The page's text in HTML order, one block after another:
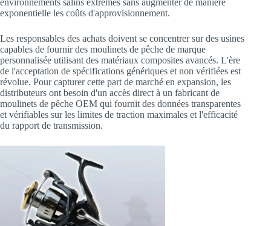
exponentielle les coûts d'approvisionnement.
Les responsables des achats doivent se concentrer sur des usines
capables de fournir des moulinets de pêche de marque
personnalisée utilisant des matériaux composites avancés. L'ère
de l'acceptation de spécifications génériques et non vérifiées est
révolue. Pour capturer cette part de marché en expansion, les
distributeurs ont besoin d'un accès direct à un fabricant de
moulinets de pêche OEM qui fournit des données transparentes
et vérifiables sur les limites de traction maximales et l'efficacité
du rapport de transmission.